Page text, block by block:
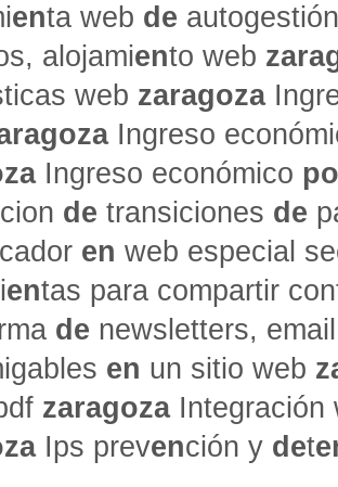
enta web de
alojamiento web
web zaragoza
Ingreso
Ingreso económico
de transiciones de
en web especial
entas para compartir
de newsletters,
en un sitio web
zaragozaIntegración
Ips prevención y det